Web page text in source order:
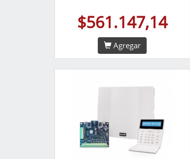
$561.147,14
Agregar